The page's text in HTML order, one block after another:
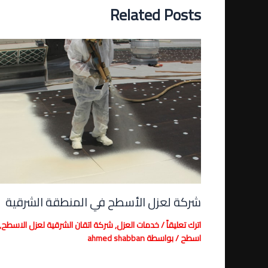
Related Posts
شركة لعزل الأسطح في المنطقة الشرقية
اترك تعليقاً/خدمات العزل,شركة اتقان الشرقية لعزل الاسطح
اسطح/ بواسطةahmed shabban